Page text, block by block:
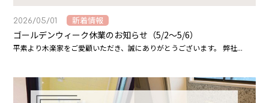
2026/05/01 新着情報
ゴールデンウィーク休業のお知らせ（5/2～5/6）
平素より木楽家をご愛顧いただき、誠にありがとうございます。 弊社...